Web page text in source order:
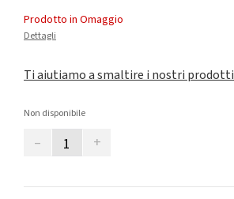
Prodotto in Omaggio
Dettagli
Ti aiutiamo a smaltire i nostri prodotti
Non disponibile
– +